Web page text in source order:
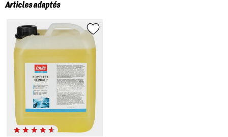
Articles adaptés